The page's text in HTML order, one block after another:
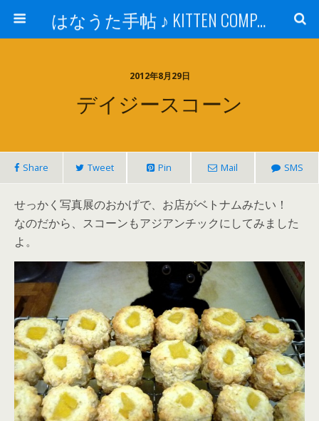
はなうた手帖 ♪ KITTEN COMPANY
2012年8月29日
デイジースコーン
Share Tweet Pin Mail SMS
せっかく写真展のおかげで、お店がベトナムみたい！
なのだから、スコーンもアジアンチックにしてみました
よ。